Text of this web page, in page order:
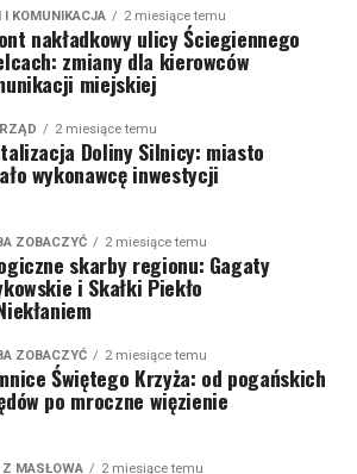
I KOMUNIKACJA 2 miesiące temu
nakładkowy ulicy Ściegiennego
zmiany dla kierowców
miejskiej
2 miesiące temu
Doliny Silnicy: miasto
wykonawcę inwestycji
ZOBACZYĆ 2 miesiące temu
skarby regionu: Gagaty
i Skałki Piekło
ZOBACZYĆ 2 miesiące temu
Świętego Krzyża: od pogańskich
po mroczne więzienie
Z MASŁOWA 2 miesiące temu